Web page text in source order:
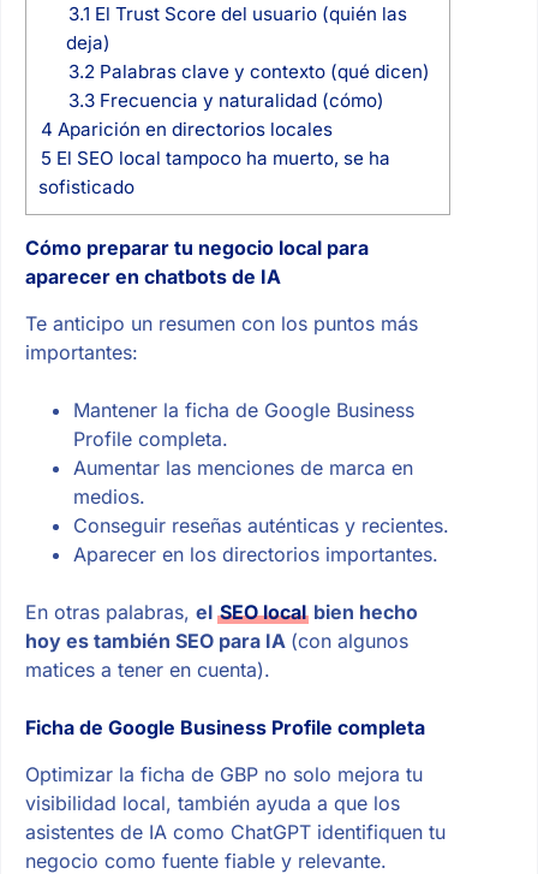
3.1 El Trust Score del usuario (quién las
deja)
3.2Palabras clave y contexto (qué dicen)
3.3Frecuencia y naturalidad (cómo)
4 Aparición en directorios locales
5 El SEO local tampoco ha muerto, se ha
sofisticado
Cómo preparar tu negocio local para
aparecer en chatbots de IA
Te anticipo un resumen con los puntos más
importantes:
Mantener la ficha de Google Business
Profile completa.
Aumentar las menciones de marca en
medios.
Conseguir reseñas auténticas y recientes.
Aparecer en los directorios importantes.
En otras palabras, el SEO localbien hecho
hoy es también SEO para IA (con algunos
matices a tener en cuenta).
Ficha de Google Business Profile completa
Optimizar la ficha de GBP no solo mejora tu
visibilidad local, también ayuda a que los
asistentes de IA como ChatGPT identifiquen tu
negocio como fuente fiable y relevante.